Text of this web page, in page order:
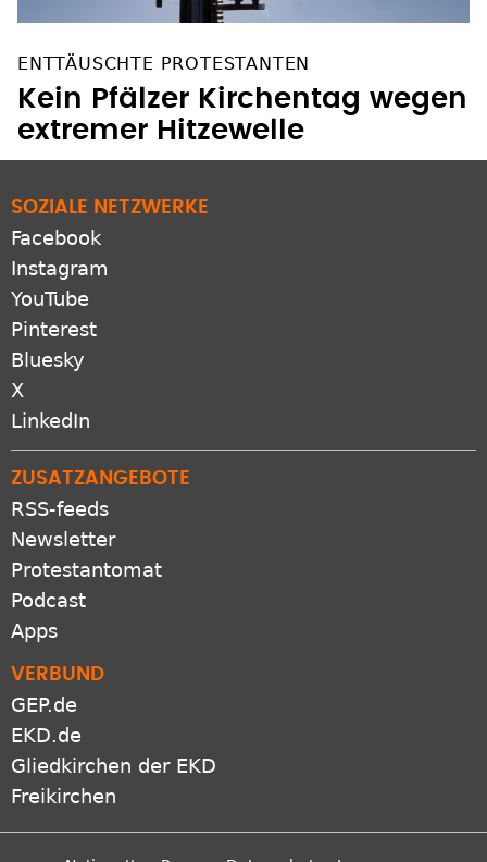
ENTTÄUSCHTE PROTESTANTEN
Kein Pfälzer Kirchentag wegen
extremer Hitzewelle
SOZIALE NETZWERKE
Facebook
Instagram
YouTube
Pinterest
Bluesky
X
LinkedIn
ZUSATZANGEBOTE
RSS-feeds
Newsletter
Protestantomat
Podcast
Apps
VERBUND
GEP.de
EKD.de
Gliedkirchen der EKD
Freikirchen